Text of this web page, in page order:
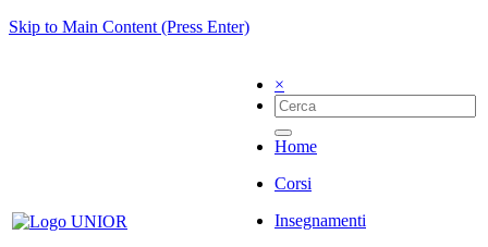
Skip to Main Content (Press Enter)
×
Home
Corsi
Insegnamenti